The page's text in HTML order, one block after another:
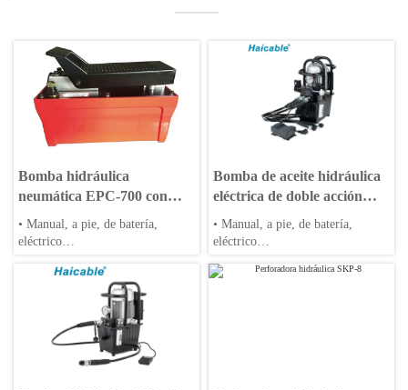
———
Bomba hidráulica
neumática EPC-700 con
capacidad de aceite de
1600cc
• Manual, a pie, de batería,
eléctrico
de prensado y corte
• Cuerpo de aleación de aluminio
Bomba de aceite hidráulica
eléctrica de doble acción
EHP-70ZD
• Manual, a pie, de batería,
eléctrico
de prensado y corte